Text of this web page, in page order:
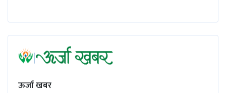
ऊर्जा खबर